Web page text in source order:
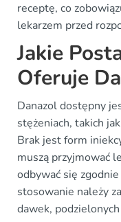
receptę, co
lekarzem przed
Jakie
Oferuje
Danazol dostępny
stężeniach, takich
Brak jest form
muszą przyjmować
odbywać się
stosowanie należy
dawek,